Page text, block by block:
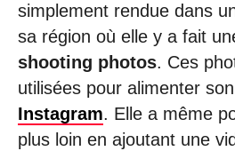
simplement rendue dans
sa région où elle y a fait
shooting photos. Ces
utilisées pour alimenter
Instagram. Elle a même
plus loin en ajoutant une